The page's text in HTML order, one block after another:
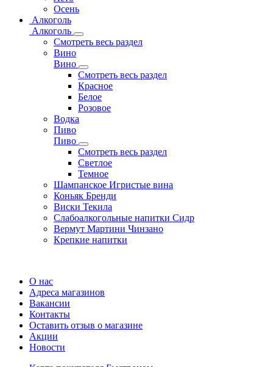
Осень
Алкоголь
Алкоголь
Смотреть весь раздел
Вино
Вино
Смотреть весь раздел
Красное
Белое
Розовое
Водка
Пиво
Пиво
Смотреть весь раздел
Cветлое
Темное
Шампанское Игристые вина
Коньяк Бренди
Виски Текила
Слабоалкогольные напитки Сидр
Вермут Мартини Чинзано
Крепкие напитки
О нас
Адреса магазинов
Вакансии
Контакты
Оставить отзыв о магазине
Акции
Новости